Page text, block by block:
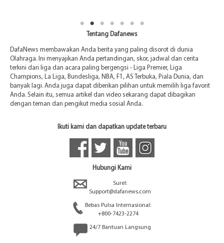
Tentang Dafanews
DafaNews membawakan Anda berita yang paling disorot di dunia
Olahraga. Ini menyajikan Anda pertandingan, skor, jadwal dan cerita
terkini dari liga dan acara paling bergengsi - Liga Premier, Liga
Champions, La Liga, Bundesliga, NBA, F1, AS Terbuka, Piala Dunia, dan
banyak lagi. Anda juga dapat diberikan pilihan untuk memilih liga favorit
Anda. Selain itu, semua artikel dan video sekarang dapat dibagikan
dengan teman dan pengikut media sosial Anda.
Ikuti kami dan dapatkan update terbaru
Hubungi Kami
Surel:
Support@dafanews.com
Bebas Pulsa Internasional:
+800-7423-2274
24/7 Bantuan Langsung